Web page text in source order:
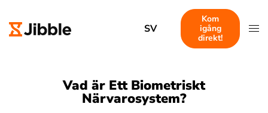
SV
Kom
igång
direkt!
Vad är Ett Biometriskt
Närvarosystem?